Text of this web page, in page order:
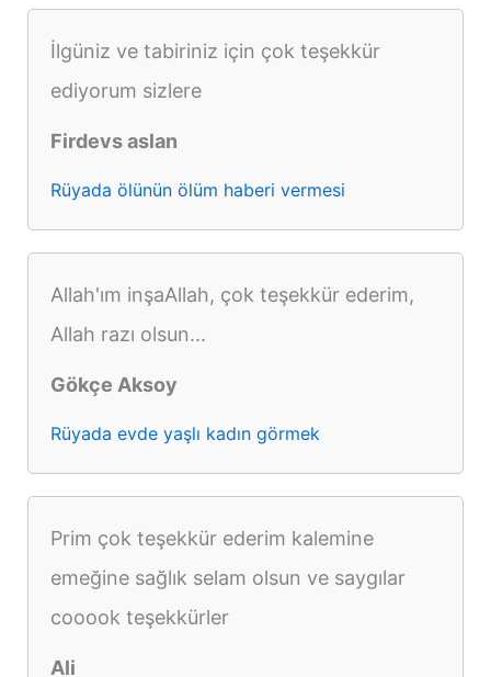
İlgüniz ve tabiriniz için çok teşekkür
ediyorum sizlere
Firdevs aslan
Rüyada ölünün ölüm haberi vermesi
Allah'ım inşaAllah, çok teşekkür ederim,
Allah razı olsun...
Gökçe Aksoy
Rüyada evde yaşlı kadın görmek
Prim çok teşekkür ederim kalemine
emeğine sağlık selam olsun ve saygılar
cooook teşekkürler
Ali